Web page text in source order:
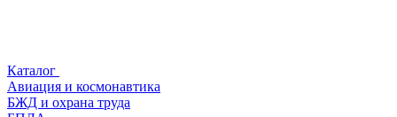
Каталог
Авиация и космонавтика
БЖД и охрана труда